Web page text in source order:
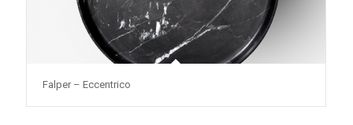
Falper – Eccentrico